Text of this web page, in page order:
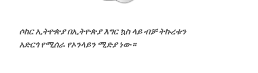
ሶከር ኢትዮጵያ በኢትዮጵያ እግር ኳስ ላይ ብቻ ትኩረቱን
አድርጎ የሚሰራ የኦንላይን ሚድያ ነው።